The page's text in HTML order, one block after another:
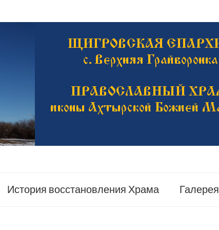
История восстановления Храма Галерея